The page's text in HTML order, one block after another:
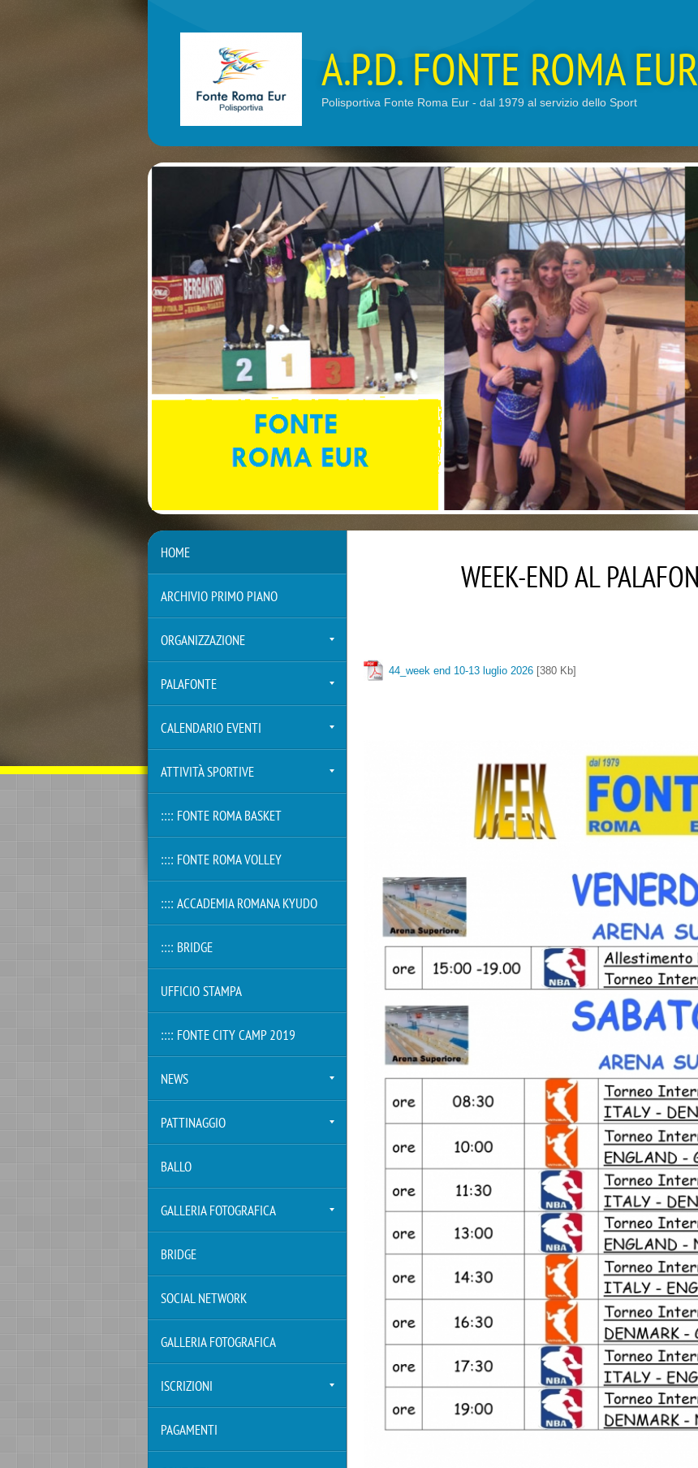
A.P.D. FONTE ROMA EUR
Polisportiva Fonte Roma Eur - dal 1979 al servizio dello Sport
WEEK-END AL PALAFONTE
44_week end 10-13 luglio 2026 [380 Kb]
HOME
ARCHIVIO PRIMO PIANO
ORGANIZZAZIONE
PALAFONTE
CALENDARIO EVENTI
ATTIVITÀ SPORTIVE
:::: FONTE ROMA BASKET
:::: FONTE ROMA VOLLEY
:::: ACCADEMIA ROMANA KYUDO
:::: BRIDGE
UFFICIO STAMPA
:::: FONTE CITY CAMP 2019
NEWS
PATTINAGGIO
BALLO
GALLERIA FOTOGRAFICA
BRIDGE
SOCIAL NETWORK
GALLERIA FOTOGRAFICA
ISCRIZIONI
PAGAMENTI